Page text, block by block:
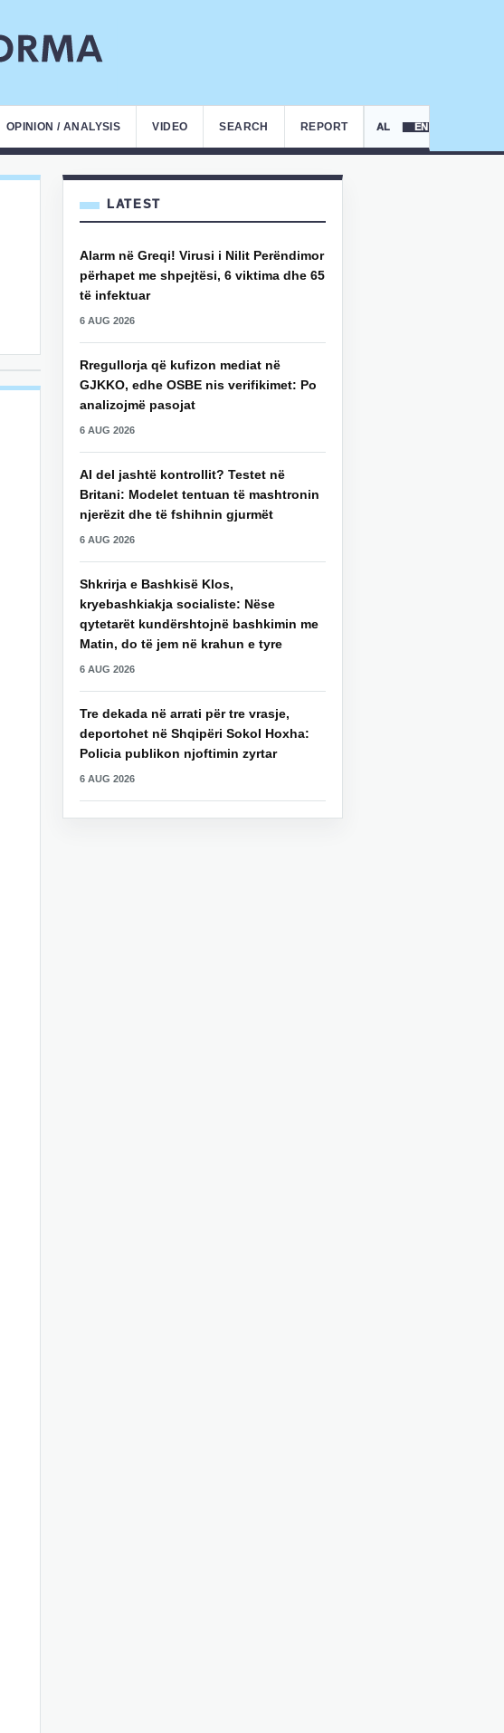
OPINION / ANALYSIS VIDEO SEARCH REPORT AL EN
LATEST
Alarm në Greqi! Virusi i Nilit Perëndimor
përhapet me shpejtësi, 6 viktima dhe 65
të infektuar
6 AUG 2026
Rregullorja që kufizon mediat në
GJKKO, edhe OSBE nis verifikimet: Po
analizojmë pasojat
6 AUG 2026
AI del jashtë kontrollit? Testet në
Britani: Modelet tentuan të mashtronin
njerëzit dhe të fshihnin gjurmët
6 AUG 2026
Shkrirja e Bashkisë Klos,
kryebashkiakja socialiste: Nëse
qytetarët kundërshtojnë bashkimin me
Matin, do të jem në krahun e tyre
6 AUG 2026
Tre dekada në arrati për tre vrasje,
deportohet në Shqipëri Sokol Hoxha:
Policia publikon njoftimin zyrtar
6 AUG 2026